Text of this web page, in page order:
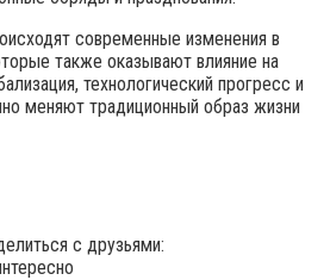
современные изменения в
также оказывают влияние на
технологический прогресс и
меняют традиционный образ жизни
с друзьями: